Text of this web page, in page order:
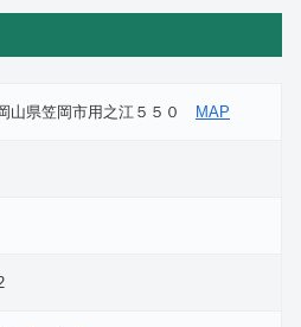
山県笠岡市用之江５５０ MAP